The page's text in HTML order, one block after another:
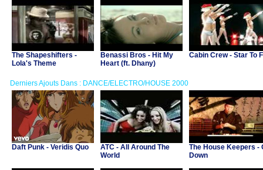
The Shapeshifters -
Lola's Theme
Benassi Bros - Hit My
Heart (ft. Dhany)
Cabin Crew - Star To
Derniers Ajouts Dans : DANCE/ELECTRO/HOUSE 2000
Daft Punk - Veridis Quo
ATC - All Around The
World
The House Keepers -
Down